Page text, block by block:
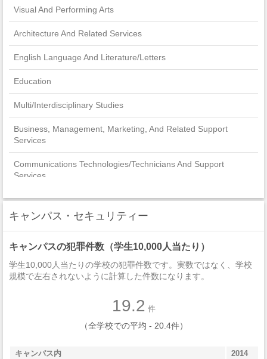
Visual And Performing Arts
Architecture And Related Services
English Language And Literature/Letters
Education
Multi/Interdisciplinary Studies
Business, Management, Marketing, And Related Support
Services
Communications Technologies/Technicians And Support
Services
キャンパス・セキュリティー
キャンパスの犯罪件数（学生10,000人当たり）
学生10,000人当たりの学校の犯罪件数です。実数ではなく、学校
規模で左右されないように計算した件数になります。
19.2 件
（全学校での平均 - 20.4件）
キャンパス内 2014